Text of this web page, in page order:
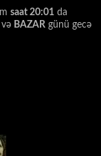
saat 20:01 da
və BAZAR günü gecə